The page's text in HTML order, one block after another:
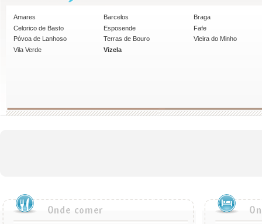
Amares Barcelos
Braga
Celorico de Basto
Esposende
Fafe
Póvoa de Lanhoso
Terras de Bouro
Vieira do Minho
Vila Verde
Vizela